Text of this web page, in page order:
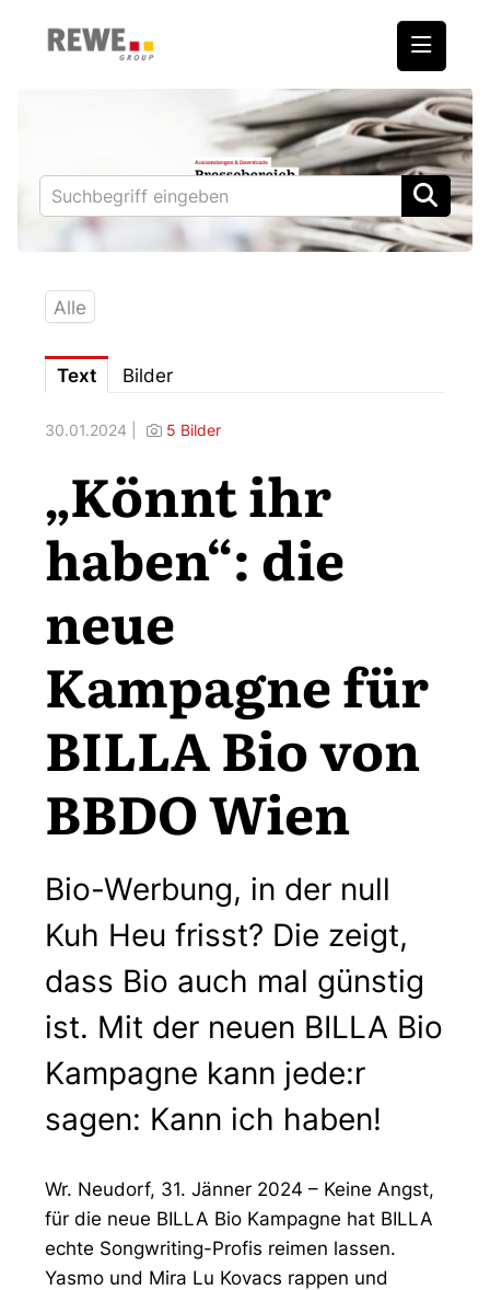
REWE International AG
BILLA
PENNY
BIPA
Downloads
Fotos – Vorstand
Kontakt
Alle
Text Bilder
30.01.2024 | 5 Bilder
„Könnt ihr
haben“: die
neue
Kampagne für
BILLA Bio von
BBDO Wien
Bio-Werbung, in der null
Kuh Heu frisst? Die zeigt,
dass Bio auch mal günstig
ist. Mit der neuen BILLA Bio
Kampagne kann jede:r
sagen: Kann ich haben!
Wr. Neudorf, 31. Jänner 2024 – Keine Angst,
für die neue BILLA Bio Kampagne hat BILLA
echte Songwriting-Profis reimen lassen.
Yasmo und Mira Lu Kovacs rappen und